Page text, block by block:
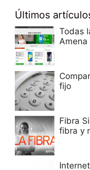
Últimos
Todas
Amena
fijo
Fibra
fibra y